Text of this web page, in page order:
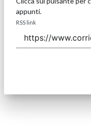
appunti.
RSS link